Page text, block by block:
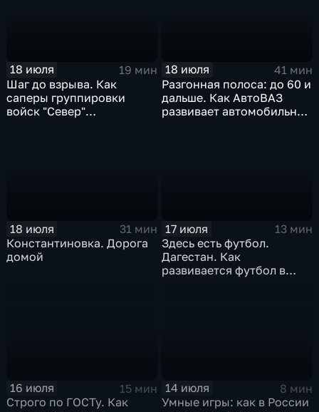
18 июля
19 мин
Шаг до взрыва. Как
саперы группировки
войск "Север"
18 июля
41 мин
Разгонная полоса: до 60 и
дальше. Как АвтоВАЗ
развивает автомобильную
18 июля
31 мин
Константиновка. Дорога
домой
17 июля
13 мин
Здесь есть футбол.
Дагестан. Как
развивается футбол в
16 июля
15 мин
Строго по ГОСТу. Как
14 июля
8 мин
Умные игры: как в России